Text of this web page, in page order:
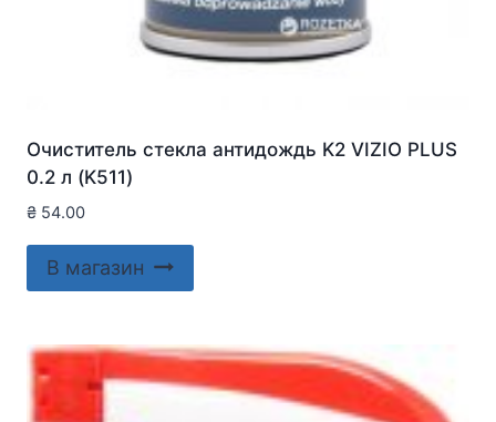
Очиститель стекла антидождь K2 VIZIO PLUS
0.2 л (K511)
₴ 54.00
В магазин